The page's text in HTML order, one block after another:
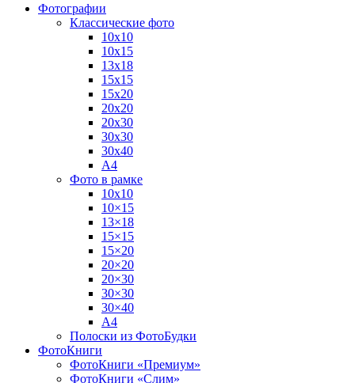
Фотографии
Классические фото
10х10
10х15
13х18
15х15
15х20
20х20
20х30
30х30
30х40
А4
Фото в рамке
10х10
10×15
13×18
15×15
15×20
20×20
20×30
30×30
30×40
A4
Полоски из ФотоБудки
ФотоКниги
ФотоКниги «Премиум»
ФотоКниги «Слим»